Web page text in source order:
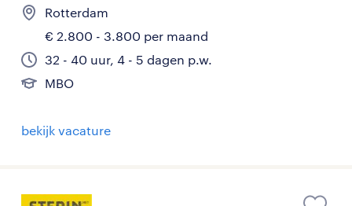
Rotterdam
€ 2.800 - 3.800 per maand
32 - 40 uur, 4 - 5 dagen p.w.
MBO
bekijk vacature